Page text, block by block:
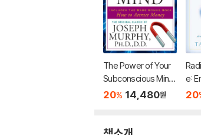
The Power of Your
Subconscious Mind:
Unlock the Secrets
20% 14,480원
e:
fe
20